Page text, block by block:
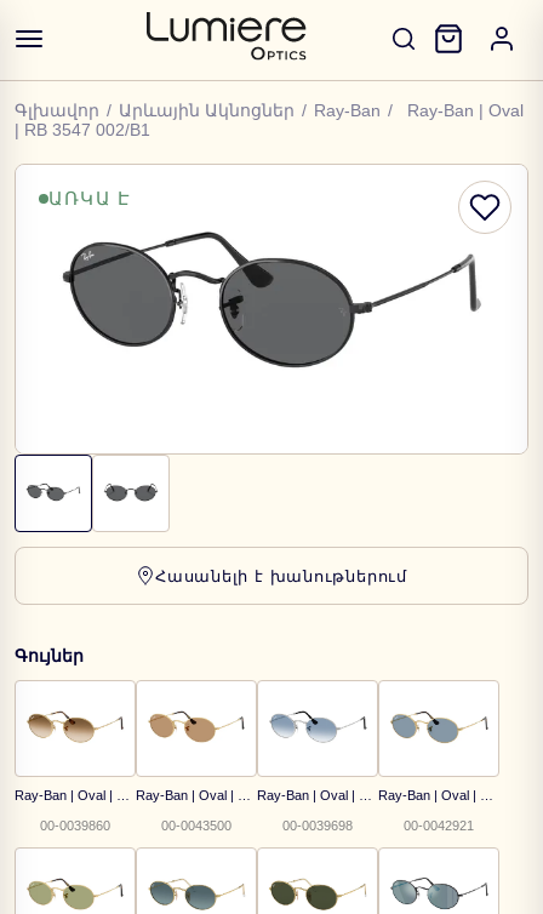
Գլխավոր / Արևային Ակնոցներ / Ray-Ban /
Ray-Ban | Oval
| RB 3547 002/B1
ԱՌԿԱ Է
Հասանելի է խանութներում
Գույներ
00-0039860 00-0043500 00-0039698 00-0042921